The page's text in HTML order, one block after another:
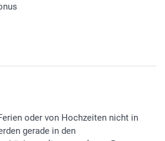
oder von Hochzeiten nicht in
gerade in den